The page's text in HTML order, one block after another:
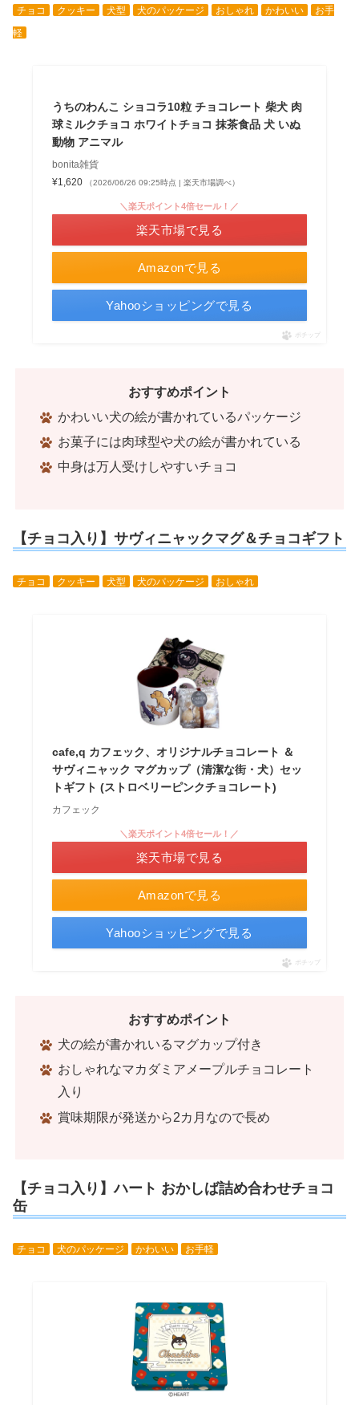
チョコ クッキー 犬型 犬のパッケージ おしゃれ かわいい
お手
軽
うちのわんこ ショコラ10粒 チョコレート 柴犬 肉
球ミルクチョコ ホワイトチョコ 抹茶食品 犬 いぬ
動物 アニマル
bonita雑貨
¥1,620
（2026/06/26 09:25時点 | 楽天市場調べ）
Amazonで見る
＼楽天ポイント4倍セール！／
楽天市場で見る
Yahooショッピングで見る
ポチップ
おすすめポイント
かわいい犬の絵が書かれているパッケージ
お菓子には肉球型や犬の絵が書かれている
中身は万人受けしやすいチョコ
【チョコ入り】サヴィニャックマグ＆チョコギフト
チョコ クッキー 犬型 犬のパッケージ おしゃれ
cafe,q カフェック、オリジナルチョコレート ＆
サヴィニャック マグカップ（清潔な街・犬）セッ
トギフト (ストロベリーピンクチョコレート)
カフェック
Amazonで見る
＼楽天ポイント4倍セール！／
楽天市場で見る
Yahooショッピングで見る
ポチップ
おすすめポイント
犬の絵が書かれいるマグカップ付き
おしゃれなマカダミアメープルチョコレート
入り
賞味期限が発送から2カ月なので長め
【チョコ入り】ハート おかしば詰め合わせチョコ
缶
チョコ 犬のパッケージ かわいい お手軽